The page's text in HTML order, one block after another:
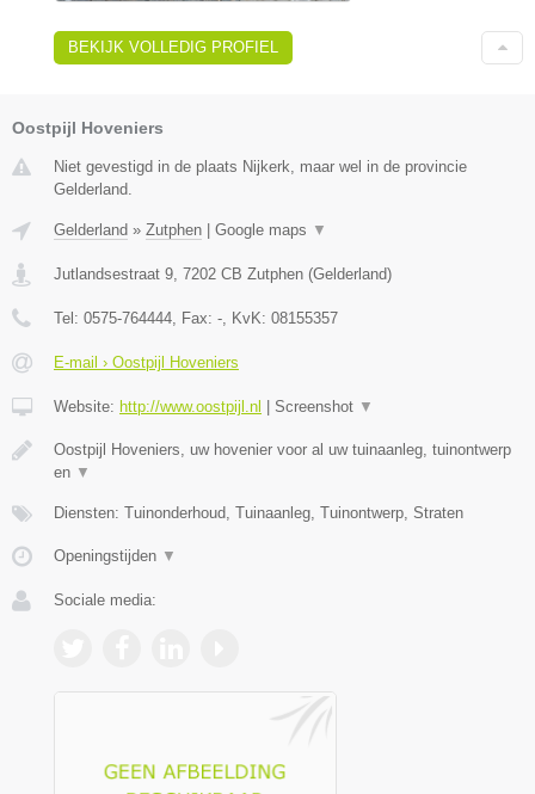
BEKIJK VOLLEDIG PROFIEL
Oostpijl Hoveniers
Niet gevestigd in de plaats Nijkerk, maar wel in de provincie
Gelderland.
Gelderland » Zutphen Google maps ▼
Jutlandsestraat 9 7202 CB Zutphen (Gelderland)
Tel: 0575-764444 , Fax: - , KvK: 08155357
E-mail › Oostpijl Hoveniers
Website: http://www.oostpijl.nl Screenshot ▼
Oostpijl Hoveniers, uw hovenier voor al uw tuinaanleg, tuinontwerp
en ▼
Diensten: Tuinonderhoud, Tuinaanleg, Tuinontwerp, Straten
Openingstijden ▼
Sociale media: